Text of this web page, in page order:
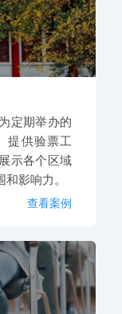
定期举办的
提供验票工
示各个区域
影响力。
查看案例